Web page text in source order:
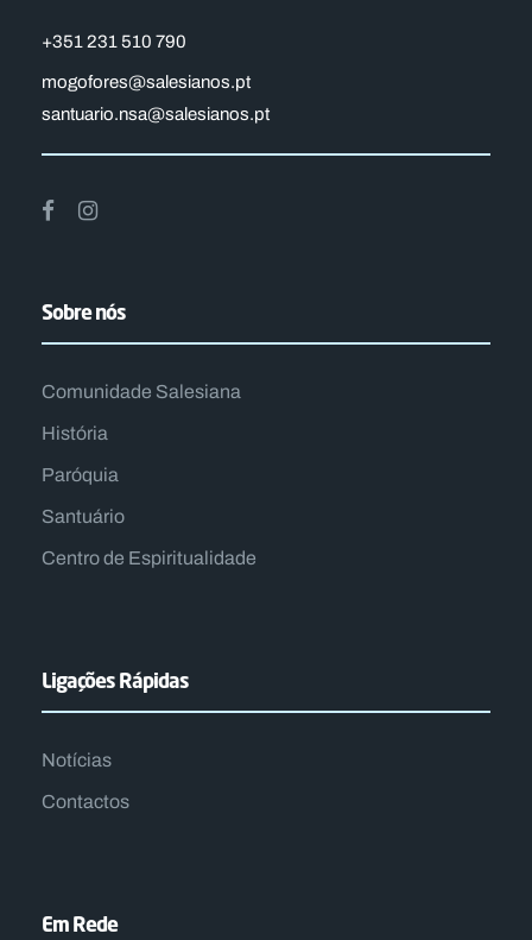
+351 231 510 790
mogofores@salesianos.pt
santuario.nsa@salesianos.pt
Sobre nós
Comunidade Salesiana
História
Paróquia
Santuário
Centro de Espiritualidade​
Ligações Rápidas
Notícias
Contactos
Em Rede